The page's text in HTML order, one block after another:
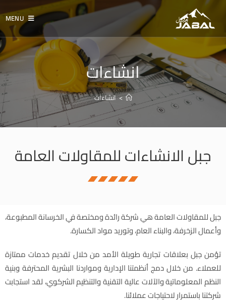
MENU
انشاءات
> انشاءات
جبل الانشاءات للمقاولات العامة
جبل للمقاولات العامة هي شركة رائدة ومختصة في الخرسانة المطبوعة،
وأعمال الزخرفة، والبناء العام، وتوريد مواد الكسارة.
تؤمن جبل بعلاقات تجارية طويلة الأمد من خلال تقديم خدمات ممتازة
للعملاء. من خلال دمج أنظمتنا الإدارية ومواردنا البشرية المحترفة وبنية
النظم المعلوماتية والآلات عالية التقنية والتنظيم الشركوي، لقد استجابت
شركتنا باستمرار لاحتياجات عملائنا.